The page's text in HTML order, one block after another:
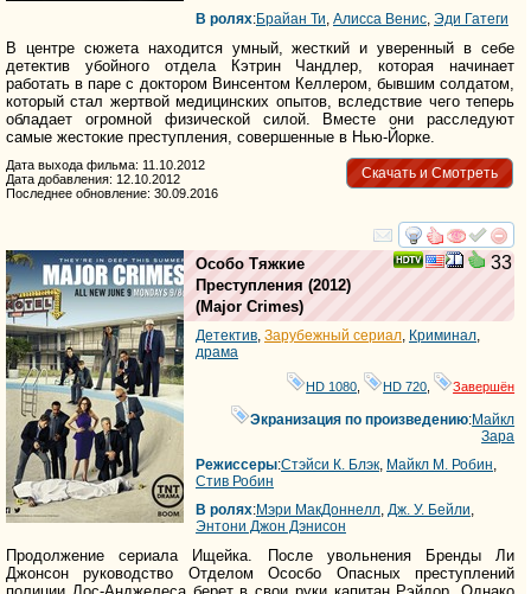
В ролях:Брайан Ти Алисса Венис Эди Гатеги
В центре сюжета находится умный, жесткий и уверенный в себе
детектив убойного отдела Кэтрин Чандлер, которая начинает
работать в паре с доктором Винсентом Келлером, бывшим солдатом,
который стал жертвой медицинских опытов, вследствие чего теперь
обладает огромной физической силой. Вместе они расследуют
самые жестокие преступления, совершенные в Нью-Йорке.
Скачать и Смотреть
Дата выхода фильма: 11.10.2012
Дата добавления: 12.10.2012
Последнее обновление: 30.09.2016
смотреть
33
Особо Тяжкие
Преступления (2012)
(Major Crimes)
Детектив, Зарубежный сериал, Криминал,
драма
HD 1080 HD 720 Завершён
Экранизация по произведению:Майкл
Зара
Режиссеры:Стэйси К. Блэк, Майкл М. Робин,
Стив Робин
В ролях:Мэри МакДоннелл, Дж. У. Бейли,
Энтони Джон Дэнисон
Продолжение сериала Ищейка. После увольнения Бренды Ли
Джонсон руководство Отделом Ососбо Опасных преступлений